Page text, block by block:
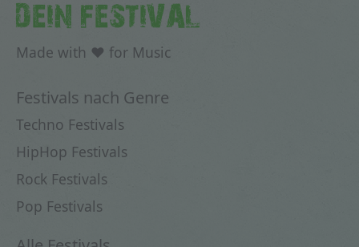
DEIN FESTIVAL
Made with ♥ for Music
Festivals nach Genre
Techno Festivals
HipHop Festivals
Rock Festivals
Pop Festivals